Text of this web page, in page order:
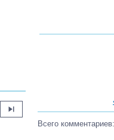
skip_next
Всего комментариев